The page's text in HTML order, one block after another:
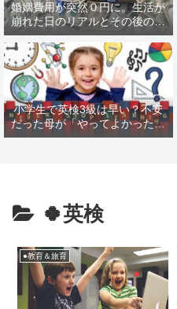
婚姻費用が突然０円に。生活が
崩れた日のリアルとその後のや
りくり【体験談】
小学生で英検3級は早い？不安
だった母が「やってよかった」
と思えた理由
🍀英検
●教育＆旅育